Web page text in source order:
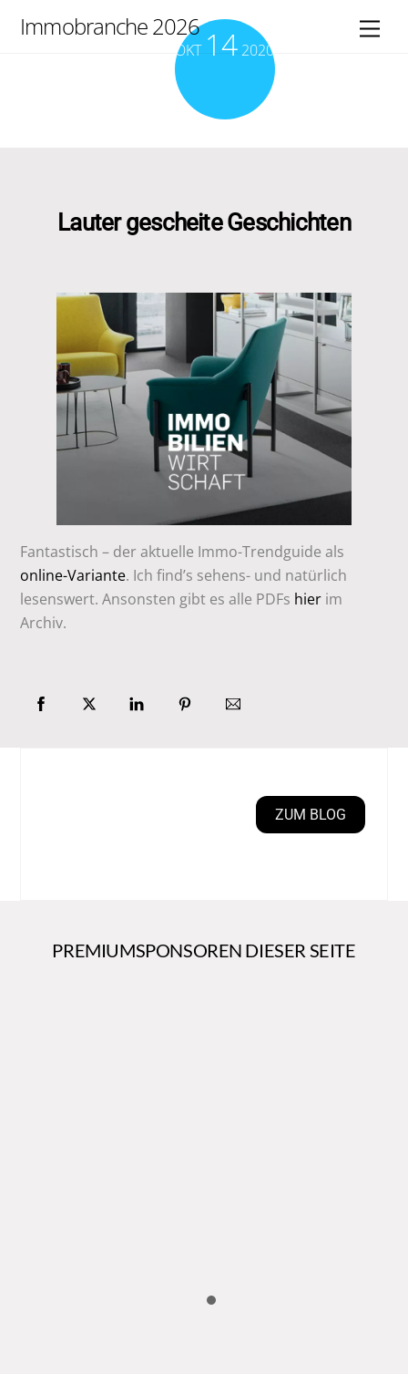
Immobranche 2026
OKT 14 2020
Lauter gescheite Geschichten
Fantastisch – der aktuelle Immo-Trendguide als
online-Variante. Ich find’s sehens- und natürlich
lesenswert. Ansonsten gibt es alle PDFs hier im
Archiv.
ZUM BLOG
PREMIUMSPONSOREN DIESER SEITE